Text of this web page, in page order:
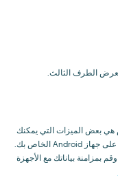
الطرف الثالث.
هي بعض الميزات التي يمكنك
الاستمتاع بها عند استخدام Vivaldi على جهاز Android الخاص بك.
بمزامنة بياناتك مع الأجهزة